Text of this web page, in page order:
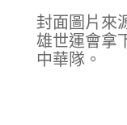
封面圖片來
雄世運會拿
中華隊。